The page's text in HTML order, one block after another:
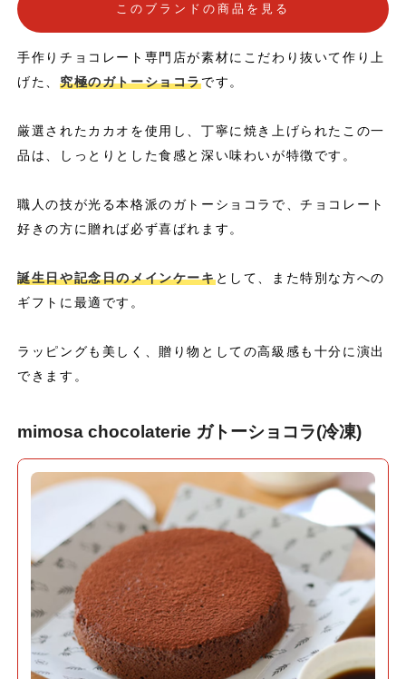
このブランドの商品を見る
手作りチョコレート専門店が素材にこだわり抜いて作り上
げた、 究極のガトーショコラです。
厳選されたカカオを使用し、丁寧に焼き上げられたこの一
品は、しっとりとした食感と深い味わいが特徴です。
職人の技が光る本格派のガトーショコラで、チョコレート
好きの方に贈れば必ず喜ばれます。
誕生日や記念日のメインケーキとして、また特別な方への
ギフトに最適です。
ラッピングも美しく、贈り物としての高級感も十分に演出
できます。
mimosa chocolaterie ガトーショコラ(冷凍)